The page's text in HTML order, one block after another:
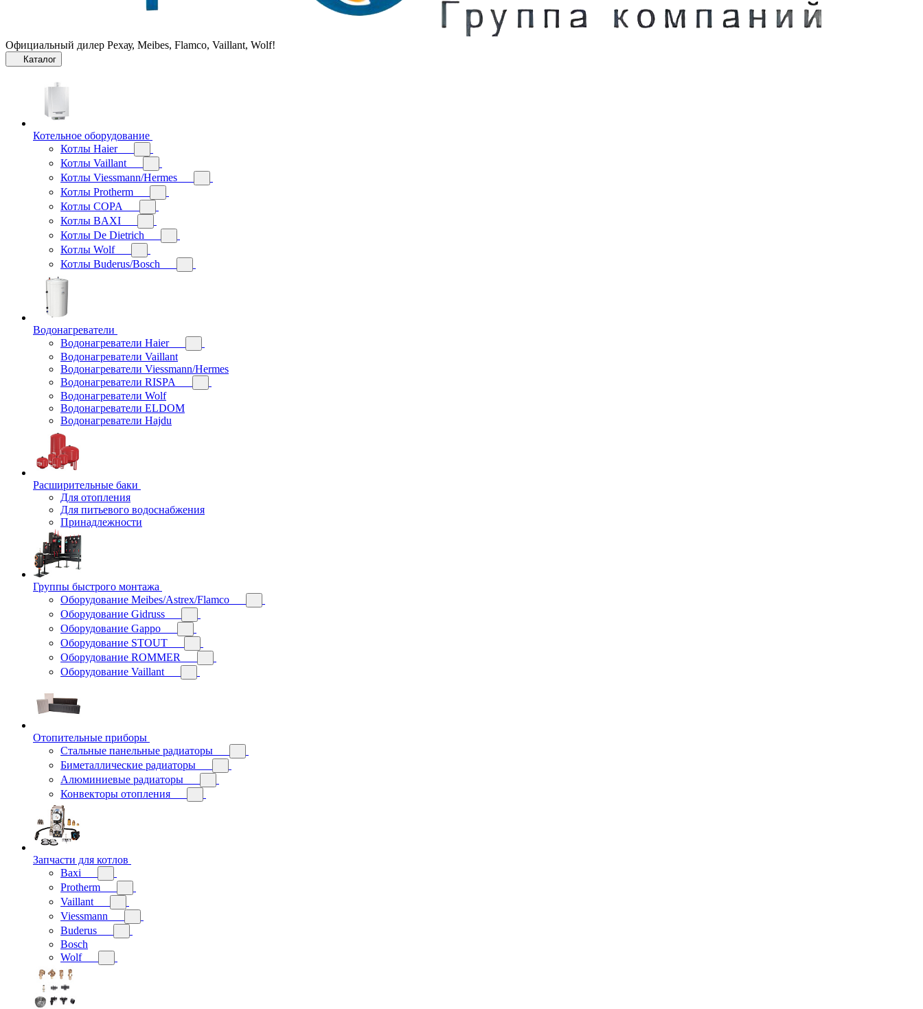
Официальный дилер Рехау, Meibes, Flamco, Vaillant, Wolf!
Каталог
Котельное оборудование
Котлы Haier
Котлы Vaillant
Котлы Viessmann/Hermes
Котлы Protherm
Котлы COPA
Котлы BAXI
Котлы De Dietrich
Котлы Wolf
Котлы Buderus/Bosch
Водонагреватели
Водонагреватели Haier
Водонагреватели Vaillant
Водонагреватели Viessmann/Hermes
Водонагреватели RISPA
Водонагреватели Wolf
Водонагреватели ELDOM
Водонагреватели Hajdu
Расширительные баки
Для отопления
Для питьевого водоснабжения
Принадлежности
Группы быстрого монтажа
Оборудование Meibes/Astrex/Flamco
Оборудование Gidruss
Оборудование Gappo
Оборудование STOUT
Оборудование ROMMER
Оборудование Vaillant
Отопительные приборы
Стальные панельные радиаторы
Биметаллические радиаторы
Алюминиевые радиаторы
Конвекторы отопления
Запчасти для котлов
Baxi
Protherm
Vaillant
Viessmann
Buderus
Bosch
Wolf